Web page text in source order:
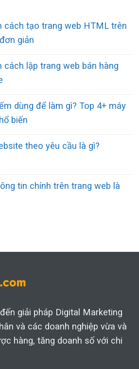
cách tạo trang web HTML trên
giản
cách lập trang web bán hàng
dùng để làm gì? Top 4+ máy
biến
theo yêu cầu là gì?
tin chính trên trang web là
giải pháp Digital Marketing
và các doanh nghiệp vừa và
hàng, tăng doanh số với chi